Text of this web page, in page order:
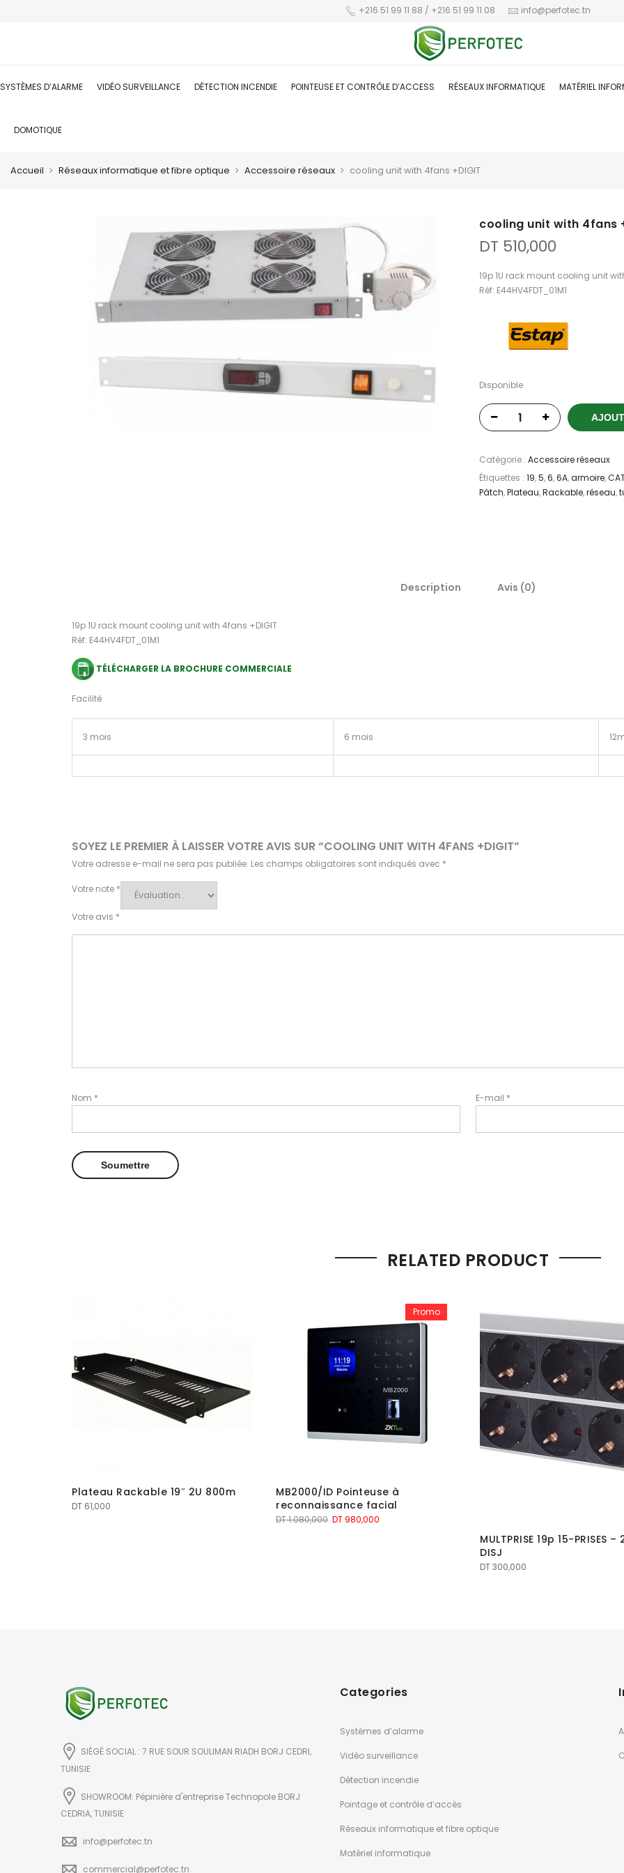
+216 51 99 11 88 / +216 51 99 11 08 info@perfotec.tn
SYSTÈMES D’ALARME VIDÉO SURVEILLANCE DÉTECTION INCENDIE POINTEUSE ET CONTRÔLE D’ACCESS RÉSEAUX INFORMATIQUE MATÉRIEL
DOMOTIQUE
Accueil Réseaux informatique et fibre optique Accessoire réseaux cooling unit with 4fans +DIGIT
cooling unit with 4fans
DT 510,000
19p 1U rack mount cooling unit
Réf: E44HV4FDT_01M1
Disponible
Catégorie : Accessoire réseaux
Étiquettes : 19,5,6,6A,armoire,
Pâtch,Plateau,Rackable,réseau,
Description Avis (0)
19p 1U rack mount cooling unit with 4fans +DIGIT
Réf: E44HV4FDT_01M1
TÉLÉCHARGER LA BROCHURE COMMERCIALE
Facilité
3 mois 6 mois
SOYEZ LE PREMIER À LAISSER VOTRE AVIS SUR “COOLING UNIT WITH 4FANS +DIGIT”
Votre adresse e-mail ne sera pas publiée. Les champs obligatoires sont indiqués avec *
Votre note *
Votre avis *
Nom * E-mail *
RELATED PRODUCT
Plateau Rackable 19″ 2U 800m
DT 61,000
Promo
MB2000/ID Pointeuse à
reconnaissance facial
DT1.080,000 Le
DT 980,000
MULTPRISE 19p 15-PRISES –
DISJ
DT300,000
SIÉGÉ SOCIAL : 7 RUE SOUR SOULIMAN RIADH BORJ CEDRI,
TUNISIE
SHOWROOM: Pépinière d'entreprise Technopole BORJ
CEDRIA, TUNISIE
info@perfotec.tn
commercial@perfotec.tn
Categories
Systèmes d’alarme
Vidéo surveillance
Détection incendie
Pointage et contrôle d’accès
Réseaux informatique et fibre optique
Matériel informatique